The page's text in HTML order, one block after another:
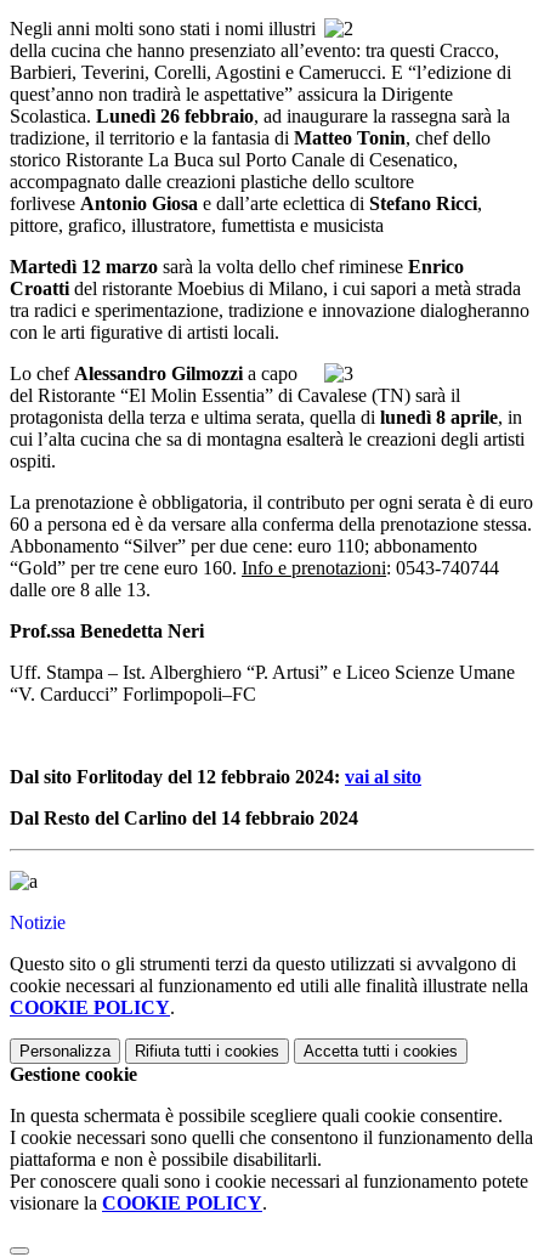
Negli anni molti sono stati i nomi illustri
della cucina che hanno presenziato all’evento: tra questi Cracco,
Barbieri, Teverini, Corelli, Agostini e Camerucci. E “l’edizione di
quest’anno non tradirà le aspettative” assicura la Dirigente
Scolastica. Lunedì 26 febbraio, ad inaugurare la rassegna sarà la
tradizione, il territorio e la fantasia di Matteo Tonin, chef dello
storico Ristorante La Buca sul Porto Canale di Cesenatico,
accompagnato dalle creazioni plastiche dello scultore
forlivese Antonio Giosa e dall’arte eclettica di Stefano Ricci,
pittore, grafico, illustratore, fumettista e musicista
Martedì 12 marzo sarà la volta dello chef riminese Enrico
Croatti del ristorante Moebius di Milano, i cui sapori a metà strada
tra radici e sperimentazione, tradizione e innovazione dialogheranno
con le arti figurative di artisti locali.
Lo chef Alessandro Gilmozzi a capo
del Ristorante “El Molin Essentia” di Cavalese (TN) sarà il
protagonista della terza e ultima serata, quella di lunedì 8 aprile, in
cui l’alta cucina che sa di montagna esalterà le creazioni degli artisti
ospiti.
La prenotazione è obbligatoria, il contributo per ogni serata è di euro
60 a persona ed è da versare alla conferma della prenotazione stessa.
Abbonamento “Silver” per due cene: euro 110; abbonamento
“Gold” per tre cene euro 160. Info e prenotazioni: 0543-740744
dalle ore 8 alle 13.
Prof.ssa Benedetta Neri
Uff. Stampa – Ist. Alberghiero “P. Artusi” e Liceo Scienze Umane
“V. Carducci” Forlimpopoli–FC
Dal sito Forlitoday del 12 febbraio 2024: vai al sito
Dal Resto del Carlino del 14 febbraio 2024
Notizie
Questo sito o gli strumenti terzi da questo utilizzati si avvalgono di
cookie necessari al funzionamento ed utili alle finalità illustrate nella
COOKIE POLICY.
Personalizza Rifiuta tutti i cookies Accetta tutti i cookies
Gestione cookie
In questa schermata è possibile scegliere quali cookie consentire.
I cookie necessari sono quelli che consentono il funzionamento della
piattaforma e non è possibile disabilitarli.
Per conoscere quali sono i cookie necessari al funzionamento potete
visionare la COOKIE POLICY.